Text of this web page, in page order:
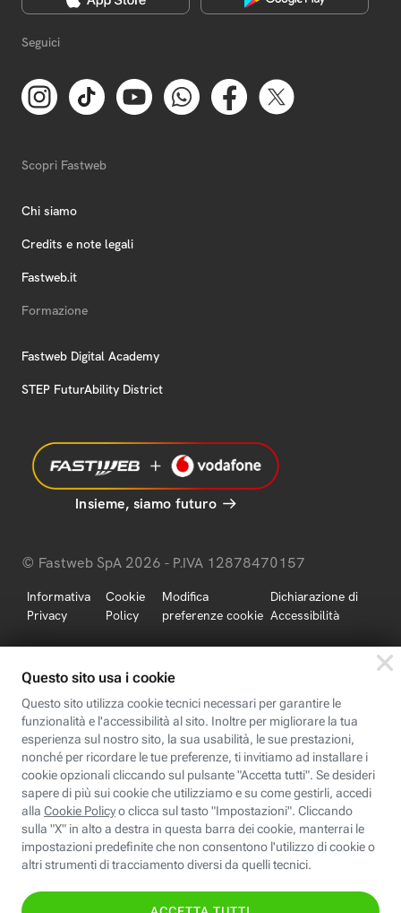
Seguici
Scopri Fastweb
Chi siamo
Credits e note legali
Fastweb.it
Formazione
Fastweb Digital Academy
STEP FuturAbility District
Insieme, siamo futuro
© Fastweb SpA 2026 - P.IVA 12878470157
Informativa
Privacy
Cookie
Policy
Modifica
preferenze cookie
Dichiarazione di
Accessibilità